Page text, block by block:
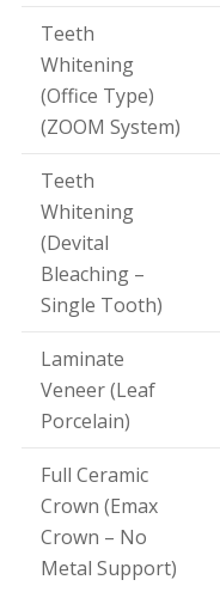
Teeth
Whitening
(Office Type)
(ZOOM System)
Teeth
Whitening
(Devital
Bleaching –
Single Tooth)
Laminate
Veneer (Leaf
Porcelain)
Full Ceramic
Crown (Emax
Crown – No
Metal Support)